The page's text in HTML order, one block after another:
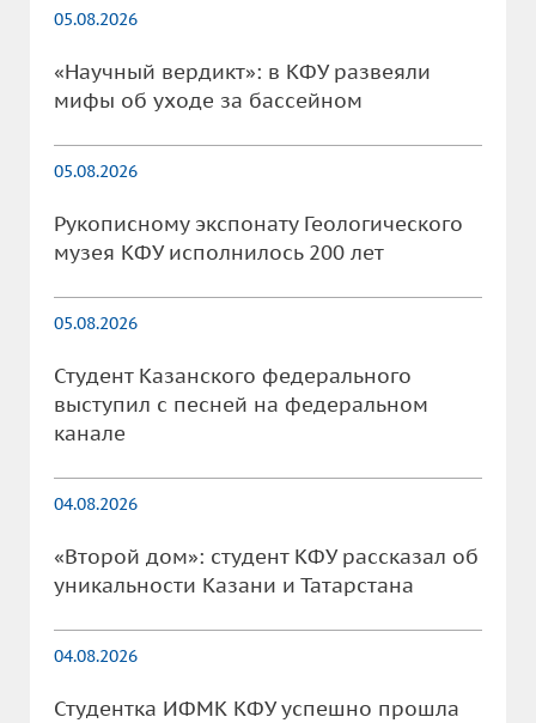
05.08.2026
«Научный вердикт»: в КФУ развеяли
мифы об уходе за бассейном
05.08.2026
Рукописному экспонату Геологического
музея КФУ исполнилось 200 лет
05.08.2026
Студент Казанского федерального
выступил с песней на федеральном
канале
04.08.2026
«Второй дом»: студент КФУ рассказал об
уникальности Казани и Татарстана
04.08.2026
Студентка ИФМК КФУ успешно прошла